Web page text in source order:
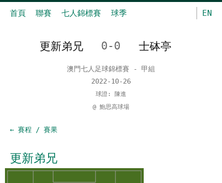
首頁 聯賽 七人錦標賽 球季 EN
更新弟兄 0-0 士砵亭
澳門七人足球錦標賽 - 甲組
2022-10-26
球證: 陳進
@ 鮑思高球場
← 賽程 / 賽果
更新弟兄